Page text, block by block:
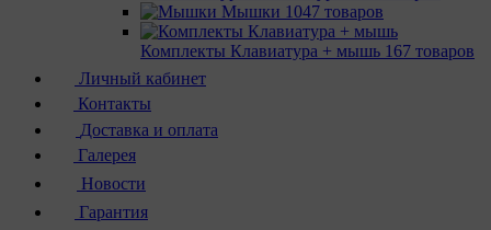
Мышки 1047 товаров
Комплекты Клавиатура + мышь 167 товаров
Личный кабинет
Контакты
Доставка и оплата
Галерея
Новости
Гарантия